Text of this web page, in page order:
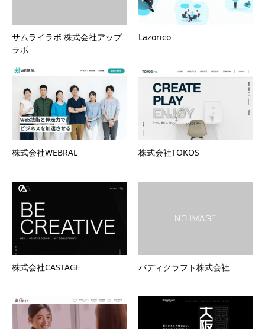
サムライラボ 株式会社アップ
ラボ
Lazorico
株式会社WEBRAL 株式会社TOKOS
株式会社CASTAGE バディクラフト株式会社